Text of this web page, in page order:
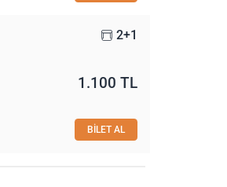
2+1
1.100 TL
BİLET AL